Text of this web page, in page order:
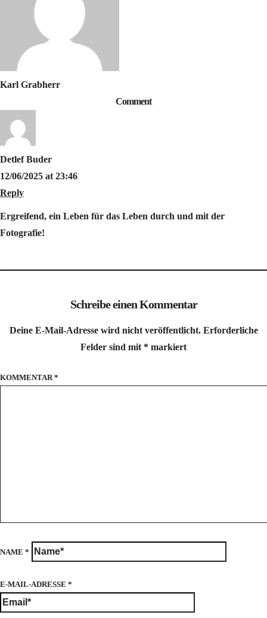
Karl Grabherr
Comment
Detlef Buder
12/06/2025 at 23:46
Reply
Ergreifend, ein Leben für das Leben durch und mit der
Fotografie!
Schreibe einen Kommentar
Deine E-Mail-Adresse wird nicht veröffentlicht. Erforderliche
Felder sind mit * markiert
KOMMENTAR *
NAME *
E-MAIL-ADRESSE *